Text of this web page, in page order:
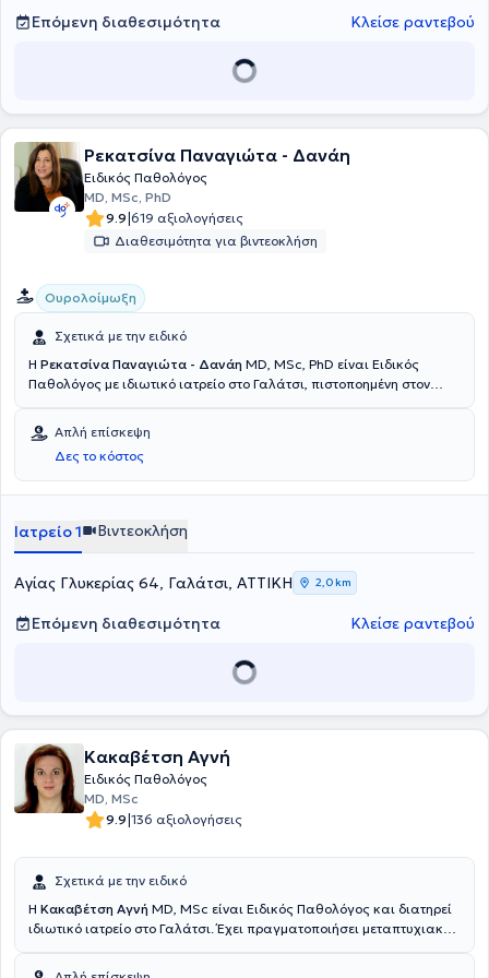
στην Πετρούπολη και στο Κέντρο Υγείας Περιστερίου. Αποτελεί μέλος
της Ελληνικής Εταιρείας Εσωτερικής Παθολογίας, της Εταιρείας
Μελέτης Παραγόντων Κινδύνου για Αγγειακά Νοσήματα και της
Ελληνικής Εταιρείας Λιπιδιολογίας. Στα πλαίσια της συνεχούς
εργασιών.
Επόμενη διαθεσιμότητα Κλείσε ραντεβού
Ρεκατσίνα Παναγιώτα - Δανάη
Ειδικός Παθολόγος
MD, MSc, PhD
9.9|619 αξιολογήσεις
Διαθεσιμότητα για βιντεοκλήση
Ουρολοίμωξη
Σχετικά με την ειδικό
Η Ρεκατσίνα Παναγιώτα - Δανάη MD, MSc, PhD είναι Ειδικός
Παθολόγος με ιδιωτικό ιατρείο στο Γαλάτσι, πιστοποημένη στον
Καποδιστριακού Πανεπιστημίου Αθηνών και ειδικεύτηκε στην
Παθολογία στο Γενικό Νοσοκομείο "Κοργαλένειο - Μπενάκειο -
Ερυθρός Σταυρός". Επιπλέον, έλαβε την εξειδίκευση της
Λοιμωξιολογίας μετά από διετή εκπαίδευση και επιτυχείς
Σχολή Δημόσιας Υγείας και είναι Διδάκτωρ της Ιατρικής Σχολής
του Εθνικού και Καποδιστριακού Πανεπιστημίου Αθηνών. Έχει
διαρκώς για τα νεότερα επιστημονικά δεδομένα.
Απλή επίσκεψη
Δες το κόστος
Ιατρείο 1 Βιντεοκλήση
Αγίας Γλυκερίας 64, Γαλάτσι, ΑΤΤΙΚΗ 2,0 km
Επόμενη διαθεσιμότητα Κλείσε ραντεβού
Κακαβέτση Αγνή
Ειδικός Παθολόγος
MD, MSc
9.9|136 αξιολογήσεις
Σχετικά με την ειδικό
Η Κακαβέτση Αγνή MD, MSc είναι Ειδικός Παθολόγος και διατηρεί
ιδιωτικό ιατρείο στο Γαλάτσι. Έχει πραγματοποιήσει μεταπτυχιακές
Αθηνών, στο Γενικό Νοσοκομείο Νοσημάτων Θώρακος Αθηνών "Η